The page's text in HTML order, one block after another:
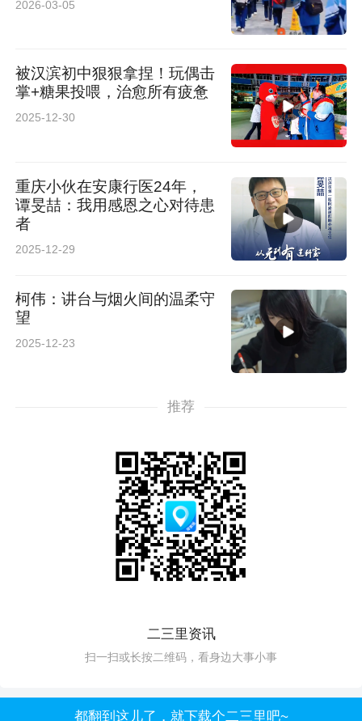
2026-03-05
被汉滨初中狠狠拿捏！玩偶击
掌+糖果投喂，治愈所有疲惫
2025-12-30
重庆小伙在安康行医24年，
谭旻喆：我用感恩之心对待患
者
2025-12-29
柯伟：讲台与烟火间的温柔守
望
2025-12-23
推荐
二三里资讯
扫一扫或长按二维码，看身边大事小事
都翻到这儿了，就下载个二三里吧~